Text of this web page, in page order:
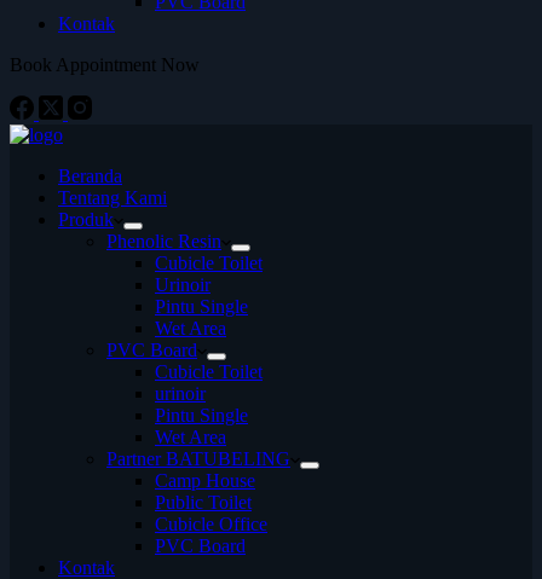
Kontak
Book Appointment Now
Beranda
Tentang Kami
Produk
Phenolic Resin
Cubicle Toilet
Urinoir
Pintu Single
Wet Area
PVC Board
Cubicle Toilet
urinoir
Pintu Single
Wet Area
Partner BATUBELING
Camp House
Public Toilet
Cubicle Office
PVC Board
Kontak